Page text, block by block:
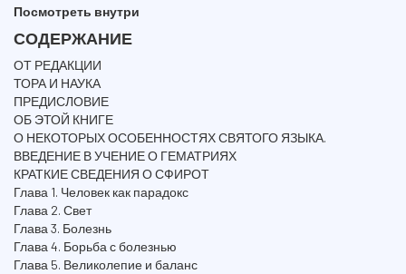
Посмотреть внутри
СОДЕРЖАНИЕ
ОТ РЕДАКЦИИ
ТОРА И НАУКА
ПРЕДИСЛОВИЕ
ОБ ЭТОЙ КНИГЕ
О НЕКОТОРЫХ ОСОБЕННОСТЯХ СВЯТОГО ЯЗЫКА.
ВВЕДЕНИЕ В УЧЕНИЕ О ГЕМАТРИЯХ
КРАТКИЕ СВЕДЕНИЯ О СФИРОТ
Глава 1. Человек как парадокс
Глава 2. Свет
Глава 3. Болезнь
Глава 4. Борьба с болезнью
Глава 5. Великолепие и баланс